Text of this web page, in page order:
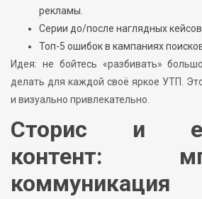
рекламы.
Серии до/после наглядных
Топ-5 ошибок в кампаниях
Идея: не бойтесь «разбивать»
делать для каждой своё яркое УТП.
и визуально привлекательно.
Сторис и
контент:
коммуникация